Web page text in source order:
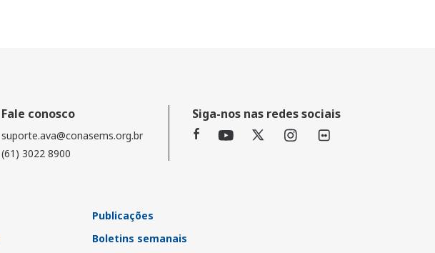
Fale conosco
suporte.ava@conasems.org.br
(61) 3022 8900
Siga-nos nas redes sociais
Publicações
Boletins semanais